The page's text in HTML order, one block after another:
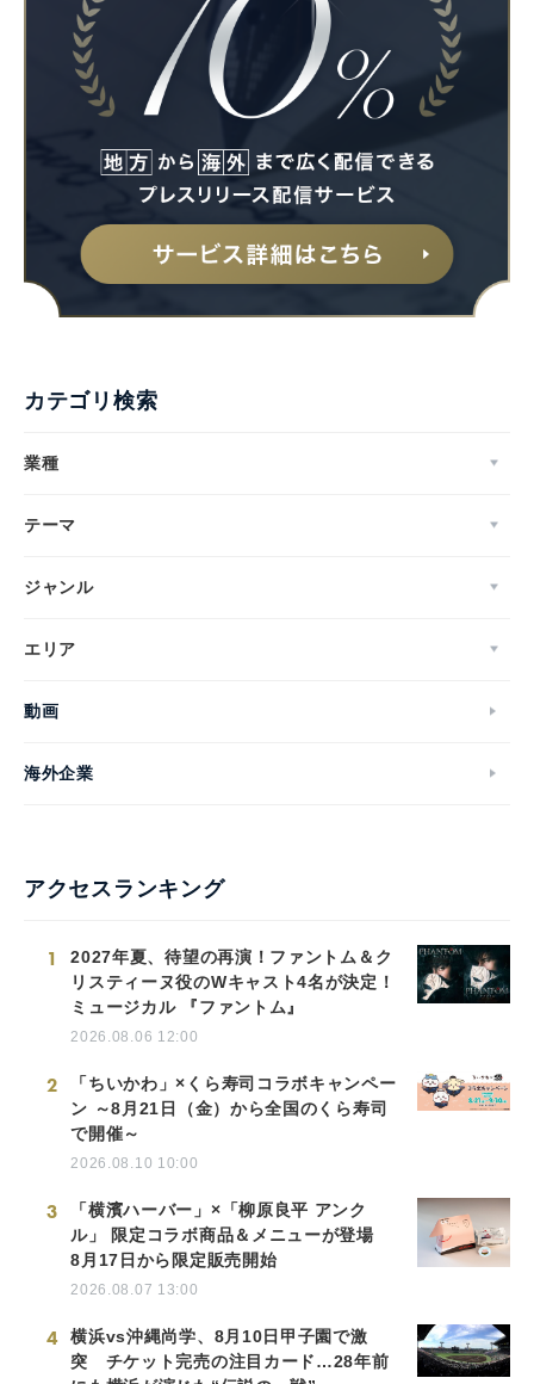
カテゴリ検索
業種
テーマ
ジャンル
エリア
動画
海外企業
アクセスランキング
1
2027年夏、待望の再演！ファントム＆ク
リスティーヌ役のWキャスト4名が決定！
ミュージカル 『ファントム』
2026.08.06 12:00
2
「ちいかわ」×くら寿司コラボキャンペー
ン ～8月21日（金）から全国のくら寿司
で開催～
2026.08.10 10:00
3
「横濱ハーバー」×「柳原良平 アンク
ル」 限定コラボ商品＆メニューが登場
8月17日から限定販売開始
2026.08.07 13:00
4
横浜vs沖縄尚学、8月10日甲子園で激
突 チケット完売の注目カード…28年前
English